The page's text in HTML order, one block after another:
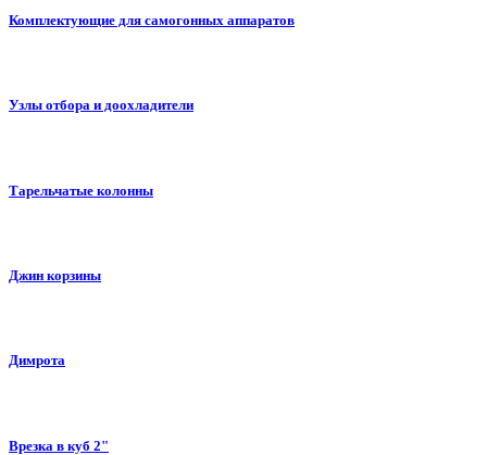
Комплектующие для самогонных аппаратов
Узлы отбора и доохладители
Тарельчатые колонны
Джин корзины
Димрота
Врезка в куб 2"